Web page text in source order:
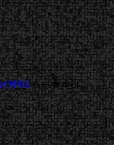
से संपर्क करें।